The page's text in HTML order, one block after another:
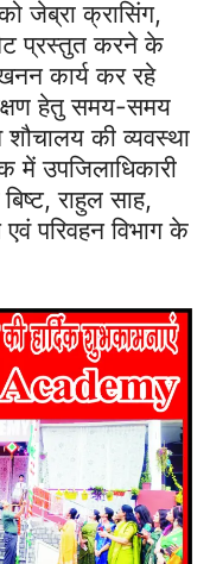
जेब्रा क्रासिंग,
प्रस्तुत करने के
कार्य कर रहे
हेतु समय-समय
की व्यवस्था
में उपजिलाधिकारी
बिष्ट, राहुल साह,
परिवहन विभाग के